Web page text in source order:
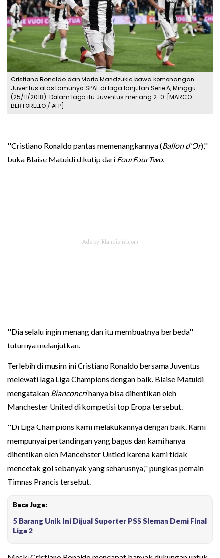
Cristiano Ronaldo dan Mario Mandzukic bawa kemenangan
Juventus atas tamunya SPAL di laga lanjutan Serie A, Minggu
(25/11/2018). Dalam laga itu Juventus menang 2-0. [MARCO
BERTORELLO / AFP]
''Cristiano Ronaldo pantas memenangkannya (Ballon d'Or),''
buka Blaise Matuidi dikutip dari FourFourTwo.
''Dia selalu ingin menang dan itu membuatnya berbeda''
tuturnya melanjutkan.
Terlebih di musim ini Cristiano Ronaldo bersama Juventus
melewati laga Liga Champions dengan baik. Blaise Matuidi
mengatakan Bianconerihanya bisa dihentikan oleh
Manchester United di kompetisi top Eropa tersebut.
''Di Liga Champions kami melakukannya dengan baik. Kami
mempunyai pertandingan yang bagus dan kami hanya
dihentikan oleh Mancehster Untied karena kami tidak
mencetak gol sebanyak yang seharusnya,'' pungkas pemain
Timnas Prancis tersebut.
Baca Juga:
5 Barang Unik Ini Dijual Suporter PSS Sleman Demi Final
Liga 2